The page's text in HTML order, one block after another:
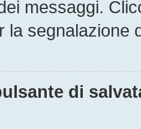
messaggi.
la segnalazione
di